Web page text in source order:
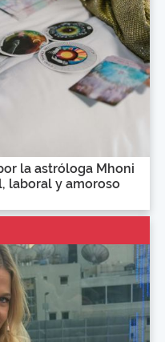
la astróloga Mhoni
laboral y amoroso